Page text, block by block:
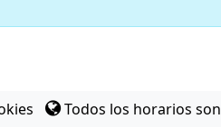
Todos los horarios son